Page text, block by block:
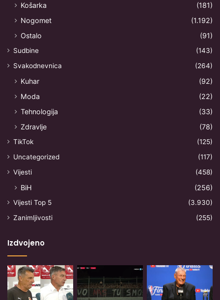
Košarka
(181)
Nogomet
(1.192)
Ostalo
(91)
Sudbine
(143)
Svakodnevnica
(264)
Kuhar
(92)
Moda
(22)
Tehnologija
(33)
Zdravlje
(78)
TikTok
(125)
Uncategorized
(117)
Vijesti
(458)
BiH (256)
Vijesti Top 5
(3.930)
Zanimljivosti
(255)
Izdvojeno